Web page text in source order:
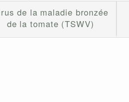
de la maladie bronzée
de la tomate (TSWV)